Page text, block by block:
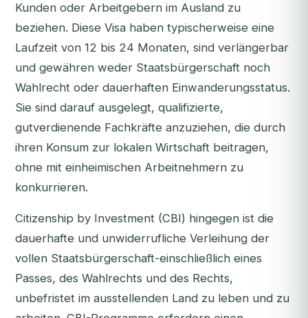
Kunden oder Arbeitgebern im Ausland zu
beziehen. Diese Visa haben typischerweise eine
Laufzeit von 12 bis 24 Monaten, sind verlängerbar
und gewähren weder Staatsbürgerschaft noch
Wahlrecht oder dauerhaften Einwanderungsstatus.
Sie sind darauf ausgelegt, qualifizierte,
gutverdienende Fachkräfte anzuziehen, die durch
ihren Konsum zur lokalen Wirtschaft beitragen,
ohne mit einheimischen Arbeitnehmern zu
konkurrieren.
Citizenship by Investment (CBI) hingegen ist die
dauerhafte und unwiderrufliche Verleihung der
vollen Staatsbürgerschaft-einschließlich eines
Passes, des Wahlrechts und des Rechts,
unbefristet im ausstellenden Land zu leben und zu